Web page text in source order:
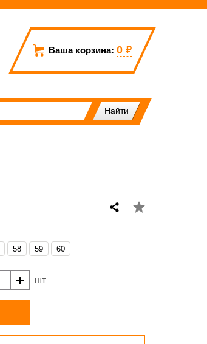
Ваша корзина: 0 ₽
58 59 60
шт